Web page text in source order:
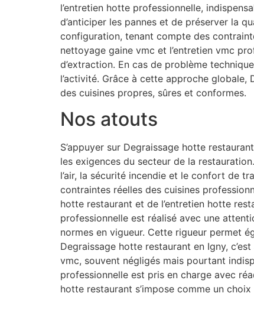
l’entretien hotte professionnelle,
d’anticiper les pannes et de préserver la
configuration, tenant compte des
nettoyage gaine vmc et l’entretien vmc
d’extraction. En cas de problème
l’activité. Grâce à cette approche
des cuisines propres, sûres et conformes.
Nos atouts
S’appuyer sur Degraissage hotte
les exigences du secteur de la
l’air, la sécurité incendie et le confort de
contraintes réelles des cuisines
hotte restaurant et de l’entretien hotte
professionnelle est réalisé avec une
normes en vigueur. Cette rigueur permet
Degraissage hotte restaurant en Igny,
vmc, souvent négligés mais pourtant
professionnelle est pris en charge avec
hotte restaurant s’impose comme un